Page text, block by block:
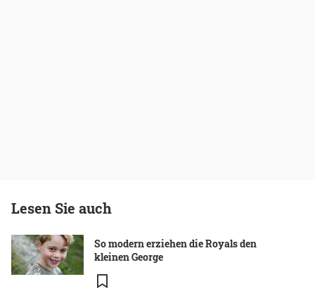
Lesen Sie auch
So modern erziehen die Royals den
kleinen George